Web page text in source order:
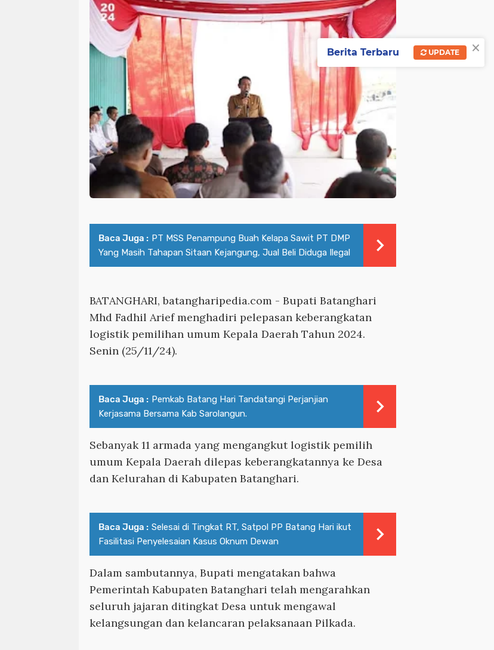
Baca Juga : PT MSS Penampung Buah Kelapa Sawit PT DMP
Yang Masih Tahapan Sitaan Kejangung, Jual Beli Diduga Ilegal
BATANGHARI, batangharipedia.com - Bupati Batanghari
Mhd Fadhil Arief menghadiri pelepasan keberangkatan
logistik pemilihan umum Kepala Daerah Tahun 2024.
Senin (25/11/24).
Baca Juga : Pemkab Batang Hari Tandatangi Perjanjian
Kerjasama Bersama Kab Sarolangun.
Sebanyak 11 armada yang mengangkut logistik pemilih
umum Kepala Daerah dilepas keberangkatannya ke Desa
dan Kelurahan di Kabupaten Batanghari.
Baca Juga : Selesai di Tingkat RT, Satpol PP Batang Hari ikut
Fasilitasi Penyelesaian Kasus Oknum Dewan
Dalam sambutannya, Bupati mengatakan bahwa
Pemerintah Kabupaten Batanghari telah mengarahkan
seluruh jajaran ditingkat Desa untuk mengawal
kelangsungan dan kelancaran pelaksanaan Pilkada.
×
Berita Terbaru UPDATE